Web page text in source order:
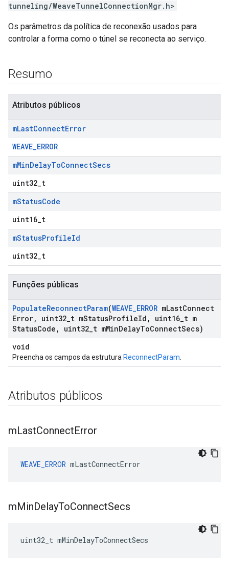
tunneling/WeaveTunnelConnectionMgr.h>
Os parâmetros da política de reconexão usados para
controlar a forma como o túnel se reconecta ao serviço.
Resumo
Atributos públicos
mLastConnectError
WEAVE_ERROR
mMinDelayToConnectSecs
uint32_t
mStatusCode
uint16_t
mStatusProfileId
uint32_t
Funções públicas
PopulateReconnectParam(WEAVE_ERROR mLastConnect
Error, uint32 t mStatusProfileId , uint16 t m
StatusCode , uint32 t mMinDelayToConnectSecs)
void
Preencha os campos da estrutura ReconnectParam
Atributos públicos
mLastConnectError
WEAVE_ERROR mLastConnectError
mMinDelayToConnectSecs
uint32_t mMinDelayToConnectSecs